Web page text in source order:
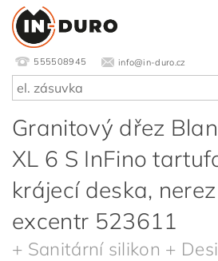
555508945 info@in-duro.cz
Granitový dřez
XL 6 S InFino
krájecí deska,
excentr 523611
+ Sanitární silikon +